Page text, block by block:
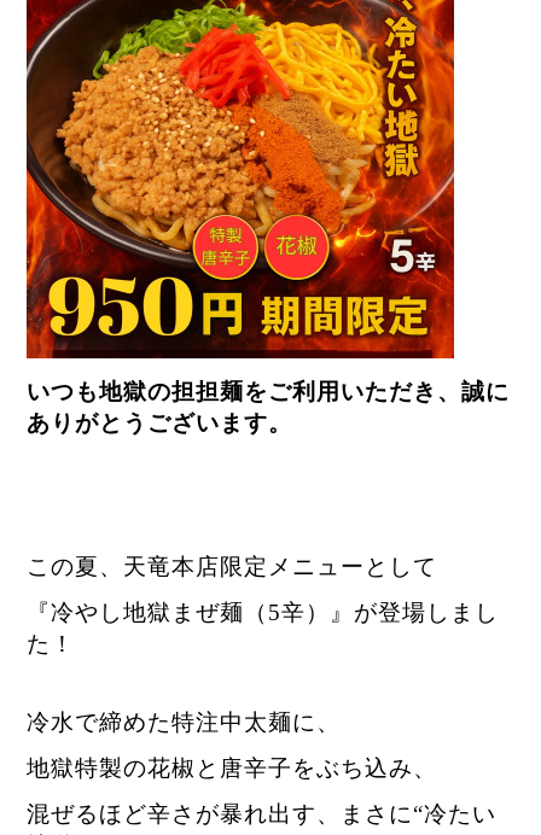
いつも地獄の担担麺をご利用いただき、誠に
ありがとうございます。
この夏、天竜本店限定メニューとして
『冷やし地獄まぜ麺（5辛）』が登場しまし
た！
冷水で締めた特注中太麺に、
地獄特製の花椒と唐辛子をぶち込み、
混ぜるほど辛さが暴れ出す、まさに“冷たい